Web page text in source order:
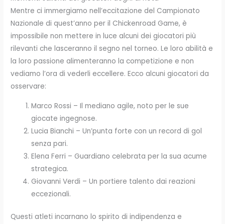
Mentre ci immergiamo nell’eccitazione del Campionato
Nazionale di quest’anno per il Chickenroad Game, è
impossibile non mettere in luce alcuni dei giocatori più
rilevanti che lasceranno il segno nel torneo. Le loro abilità e
la loro passione alimenteranno la competizione e non
vediamo l’ora di vederli eccellere. Ecco alcuni giocatori da
osservare:
Marco Rossi – Il mediano agile, noto per le sue
giocate ingegnose.
Lucia Bianchi – Un’punta forte con un record di gol
senza pari.
Elena Ferri – Guardiano celebrata per la sua acume
strategica.
Giovanni Verdi – Un portiere talento dai reazioni
eccezionali.
Questi atleti incarnano lo spirito di indipendenza e